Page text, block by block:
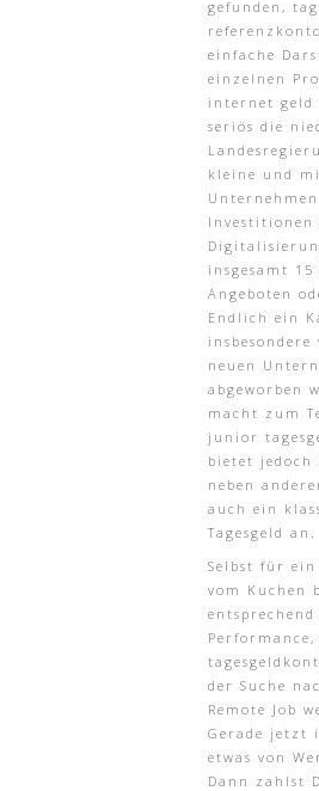
gefunden,
einfache
einzelnen
internet geld
seriös die
kleine und
Investitionen
insgesamt
Angeboten
Endlich ein
insbesondere
neuen
abgeworben
macht zum
junior
bietet jedoch
neben
auch ein
Tagesgeld an.
Selbst für
vom Kuchen
entsprechend
der Suche
Remote Job
Gerade jetzt
etwas von
Dann zahlst